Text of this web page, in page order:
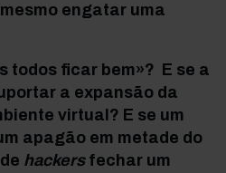
engatar uma
todos ficar bem»? E se a
a expansão da
virtual? E se um
apagão em metade do
hackersfechar um